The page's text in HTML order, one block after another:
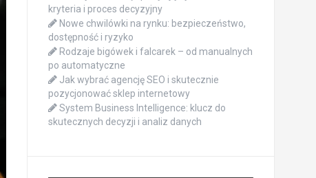
kryteria i proces decyzyjny
Nowe chwilówki na rynku: bezpieczeństwo,
dostępność i ryzyko
Rodzaje bigówek i falcarek – od manualnych
po automatyczne
Jak wybrać agencję SEO i skutecznie
pozycjonować sklep internetowy
System Business Intelligence: klucz do
skutecznych decyzji i analiz danych